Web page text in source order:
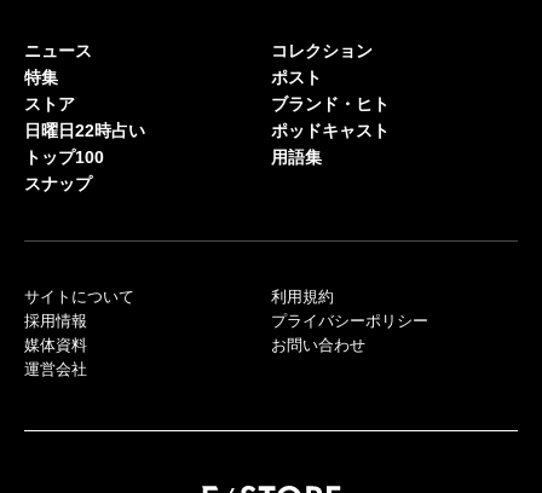
ニュース
特集
ストア
日曜日22時占い
トップ100
スナップ
コレクション
ポスト
ブランド・ヒト
ポッドキャスト
用語集
サイトについて
採用情報
媒体資料
運営会社
利用規約
プライバシーポリシー
お問い合わせ